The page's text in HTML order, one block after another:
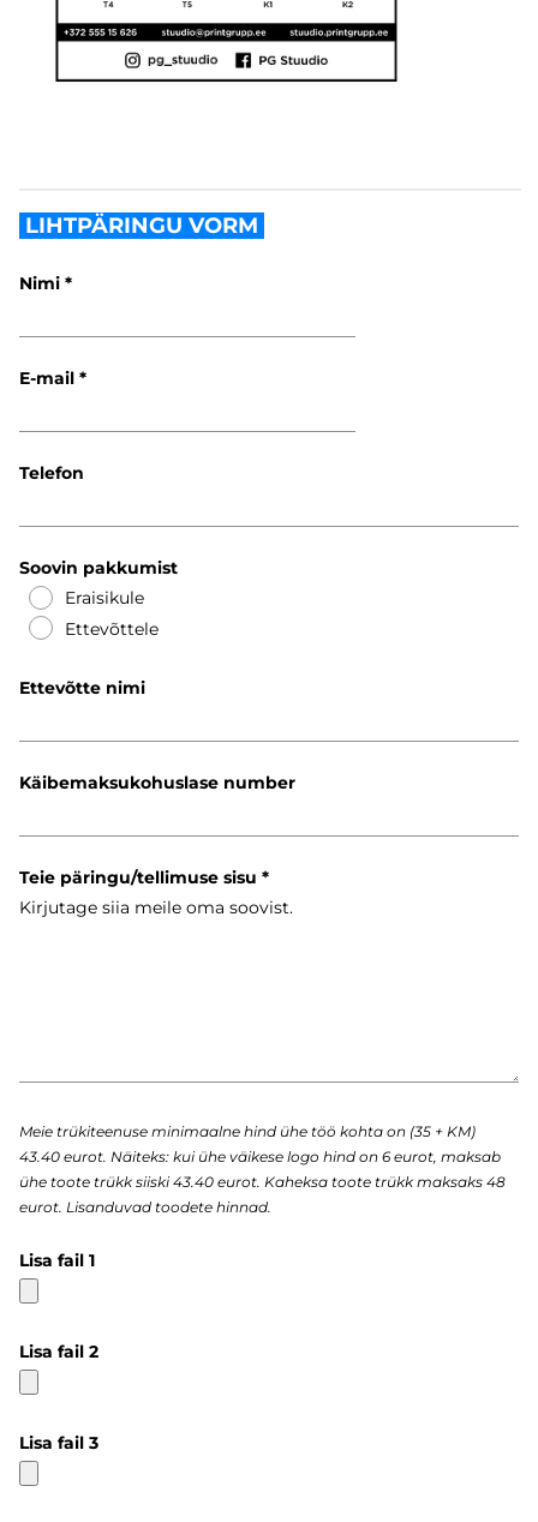
LIHTPÄRINGU VORM
Nimi
E-mail
Telefon
Soovin pakkumist
Eraisikule
Ettevõttele
Ettevõtte nimi
Käibemaksukohuslase number
Teie päringu/tellimuse sisu
Meie trükiteenuse minimaalne hind ühe töö kohta on (35 + KM)
43.40 eurot. Näiteks: kui ühe väikese logo hind on 6 eurot, maksab
ühe toote trükk siiski 43.40 eurot. Kaheksa toote trükk maksaks 48
eurot. Lisanduvad toodete hinnad.
Lisa fail 1
Lisa fail 2
Lisa fail 3